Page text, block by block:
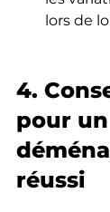
lors de
4.
pour un
réussi